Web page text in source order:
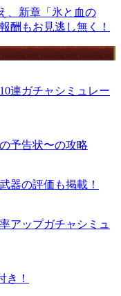
、新章「氷と血の
酬もお見逃し無く！
連ガチャシミュレー
予告状〜の攻略
器の評価も掲載！
アップガチャシミュ
き！